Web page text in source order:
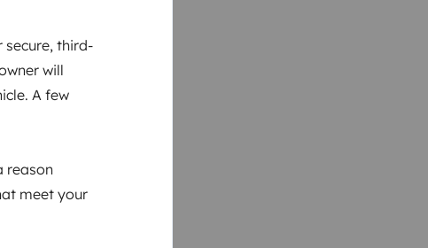
secure, third-
will
A few
reason
meet your